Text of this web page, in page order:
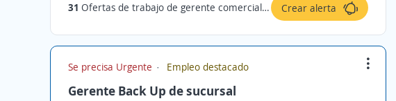
31 Ofertas de trabajo de gerente comercial en Corrientes Crear alerta
Se precisa Urgente Empleo destacado
Gerente Back Up de sucursal